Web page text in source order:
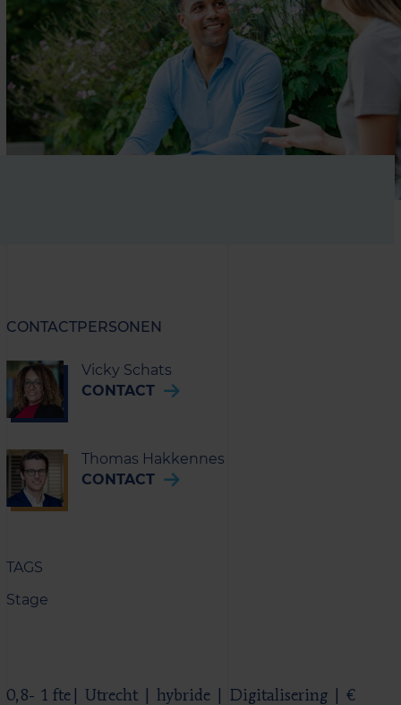
CONTACTPERSONEN
Vicky Schats
CONTACT
Thomas Hakkennes
CONTACT
TAGS
Stage
0,8- 1 fte| Utrecht | hybride | Digitalisering | €